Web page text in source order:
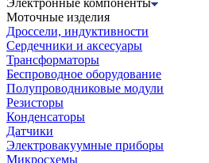
Электронные компоненты
Моточные изделия
Дроссели, индуктивности
Сердечники и аксесуары
Трансформаторы
Беспроводное оборудование
Полупроводниковые модули
Резисторы
Конденсаторы
Датчики
Электровакуумные приборы
Микросхемы